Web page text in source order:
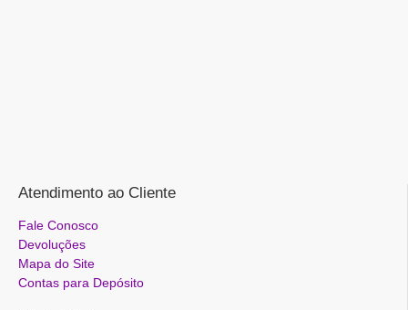
Atendimento ao Cliente
Fale Conosco
Devoluções
Mapa do Site
Contas para Depósito